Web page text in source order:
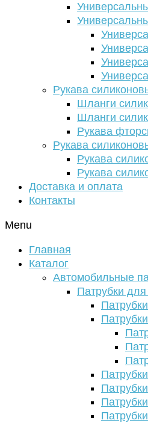
Рукава
Шланги
Шланги
Рукава
Рукава
Рукава
Рукава
Доставка и оплата
Контакты
Menu
Главная
Каталог
Автомобильные
Патрубки